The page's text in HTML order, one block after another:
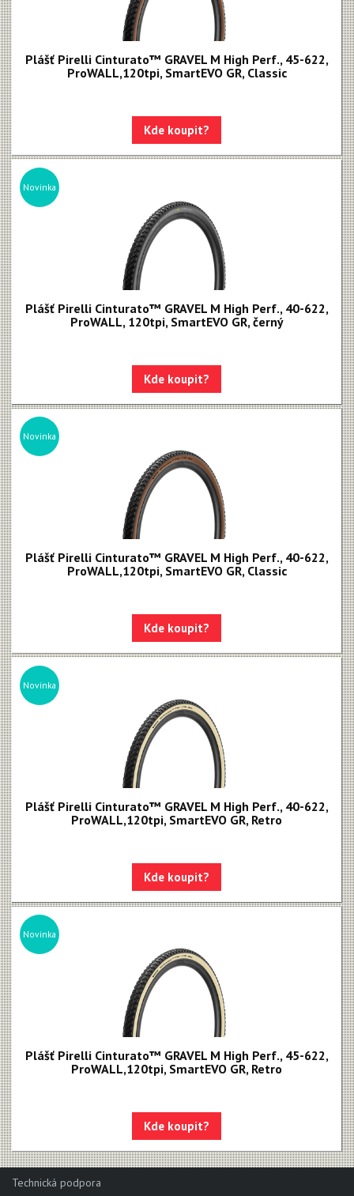
Plášť Pirelli Cinturato™ GRAVEL M High Perf., 45-622,
ProWALL,120tpi, SmartEVO GR, Classic
Kde koupit?
Novinka
Plášť Pirelli Cinturato™ GRAVEL M High Perf., 40-622,
ProWALL, 120tpi, SmartEVO GR, černý
Kde koupit?
Novinka
Plášť Pirelli Cinturato™ GRAVEL M High Perf., 40-622,
ProWALL,120tpi, SmartEVO GR, Classic
Kde koupit?
Novinka
Plášť Pirelli Cinturato™ GRAVEL M High Perf., 40-622,
ProWALL,120tpi, SmartEVO GR, Retro
Kde koupit?
Novinka
Plášť Pirelli Cinturato™ GRAVEL M High Perf., 45-622,
ProWALL,120tpi, SmartEVO GR, Retro
Kde koupit?
Technická podpora